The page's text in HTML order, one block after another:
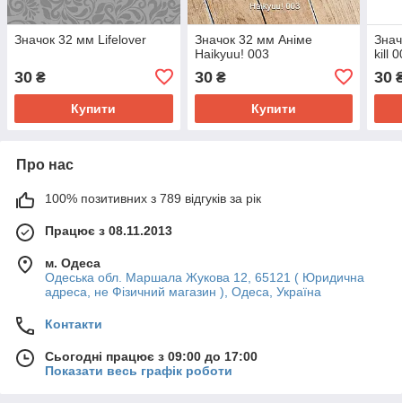
Значок 32 мм Lifelover
30 ₴
Купити
Значок 32 мм Аніме
Haikyuu! 003
30₴
Купити
kill
30
Про нас
100% позитивних з 789 відгуків за рік
Працює з 08.11.2013
м. Одеса
Одеська обл. Маршала Жукова 12, 65121 ( Юридична
адреса, не Фізичний магазин ), Одеса, Україна
Контакти
Сьогодні працює з 09:00 до 17:00
Показати весь графік роботи